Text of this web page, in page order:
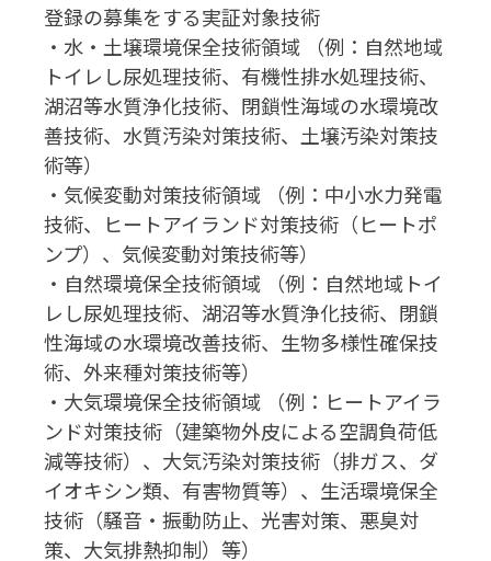
登録の募集をする実証対象技術
・水・土壌環境保全技術領域 （例：自然地域
トイレし尿処理技術、有機性排水処理技術、
湖沼等水質浄化技術、閉鎖性海域の水環境改
善技術、水質汚染対策技術、土壌汚染対策技
術等）
・気候変動対策技術領域 （例：中小水力発電
技術、ヒートアイランド対策技術（ヒートポ
ンプ）、気候変動対策技術等）
・自然環境保全技術領域 （例：自然地域トイ
レし尿処理技術、湖沼等水質浄化技術、閉鎖
性海域の水環境改善技術、生物多様性確保技
術、外来種対策技術等）
・大気環境保全技術領域 （例：ヒートアイラ
ンド対策技術（建築物外皮による空調負荷低
減等技術）、大気汚染対策技術（排ガス、ダ
イオキシン類、有害物質等）、生活環境保全
技術（騒音・振動防止、光害対策、悪臭対
策、大気排熱抑制）等）